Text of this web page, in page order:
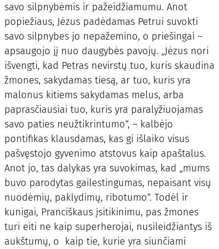
savo silpnybėmis ir pažeidžiamumu. Anot
popiežiaus, Jėzus padėdamas Petrui suvokti
savo silpnybes jo nepažemino, o priešingai –
apsaugojo jį nuo daugybės pavojų. „Jėzus nori
išvengti, kad Petras nevirstų tuo, kuris skaudina
žmones, sakydamas tiesą, ar tuo, kuris yra
malonus kitiems sakydamas melus, arba
paprasčiausiai tuo, kuris yra paralyžiuojamas
savo paties neužtikrintumo“, – kalbėjo
pontifikas klausdamas, kas gi išlaiko visus
pašvęstojo gyvenimo atstovus kaip apaštalus.
Anot jo, tas dalykas yra suvokimas, kad „mums
buvo parodytas gailestingumas, nepaisant visų
nuodėmių, paklydimų, ribotumo“. Todėl ir
kunigai, Pranciškaus įsitikinimu, pas žmones
turi eiti ne kaip superherojai, nusileidžiantys iš
aukštumų, o kaip tie, kurie yra siunčiami